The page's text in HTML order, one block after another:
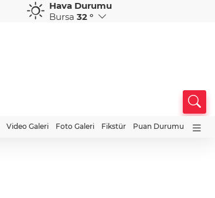
CHF
58,6881
CAD
34,0223
Hava Durumu
Bursa 32 °
Video Galeri Foto Galeri Fikstür Puan Durumu